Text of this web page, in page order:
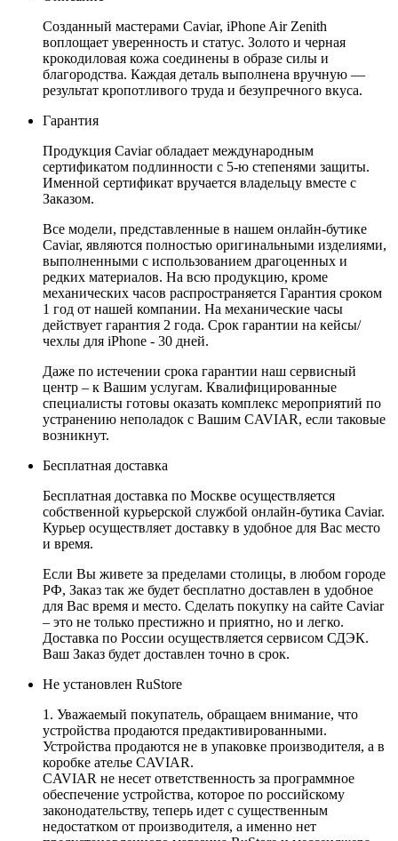
Созданный мастерами Caviar, iPhone Air Zenith
воплощает уверенность и статус. Золото и черная
крокодиловая кожа соединены в образе силы и
благородства. Каждая деталь выполнена вручную —
результат кропотливого труда и безупречного вкуса.
Гарантия
Продукция Caviar обладает международным
сертификатом подлинности с 5-ю степенями защиты.
Именной сертификат вручается владельцу вместе с
Заказом.
Все модели, представленные в нашем онлайн-бутике
Caviar, являются полностью оригинальными изделиями,
выполненными с использованием драгоценных и
редких материалов. На всю продукцию, кроме
механических часов распространяется Гарантия сроком
1 год от нашей компании. На механические часы
действует гарантия 2 года. Срок гарантии на кейсы/
чехлы для iPhone - 30 дней.
Даже по истечении срока гарантии наш сервисный
центр – к Вашим услугам. Квалифицированные
специалисты готовы оказать комплекс мероприятий по
устранению неполадок с Вашим CAVIAR, если таковые
возникнут.
Бесплатная доставка
Бесплатная доставка по Москве осуществляется
собственной курьерской службой онлайн-бутика Caviar.
Курьер осуществляет доставку в удобное для Вас место
и время.
Если Вы живете за пределами столицы, в любом городе
РФ, Заказ так же будет бесплатно доставлен в удобное
для Вас время и место. Сделать покупку на сайте Caviar
– это не только престижно и приятно, но и легко.
Доставка по России осуществляется сервисом СДЭК.
Ваш Заказ будет доставлен точно в срок.
Не установлен RuStore
1. Уважаемый покупатель, обращаем внимание, что
устройства продаются предактивированными.
Устройства продаются не в упаковке производителя, а в
коробке ателье CAVIAR.
CAVIAR не несет ответственность за программное
обеспечение устройства, которое по российскому
законодательству, теперь идет с существенным
недостатком от производителя, а именно нет